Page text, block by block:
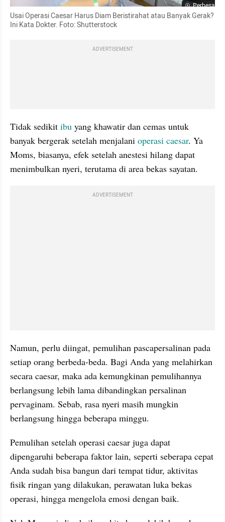
Perbesar
Usai Operasi Caesar Harus Diam Beristirahat atau Banyak Gerak?
Ini Kata Dokter. Foto: Shutterstock
ADVERTISEMENT
Tidak sedikit ibu yang khawatir dan cemas untuk
banyak bergerak setelah menjalani operasi caesar. Ya
Moms, biasanya, efek setelah anestesi hilang dapat
menimbulkan nyeri, terutama di area bekas sayatan.
ADVERTISEMENT
Namun, perlu diingat, pemulihan pascapersalinan pada
setiap orang berbeda-beda. Bagi Anda yang melahirkan
secara caesar, maka ada kemungkinan pemulihannya
berlangsung lebih lama dibandingkan persalinan
pervaginam. Sebab, rasa nyeri masih mungkin
berlangsung hingga beberapa minggu.
Pemulihan setelah operasi caesar juga dapat
dipengaruhi beberapa faktor lain, seperti seberapa cepat
Anda sudah bisa bangun dari tempat tidur, aktivitas
fisik ringan yang dilakukan, perawatan luka bekas
operasi, hingga mengelola emosi dengan baik.